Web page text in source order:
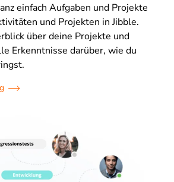
einfach Aufgaben und Projekte
und Projekten in Jibble.
über deine Projekte und
Erkenntnisse darüber, wie du